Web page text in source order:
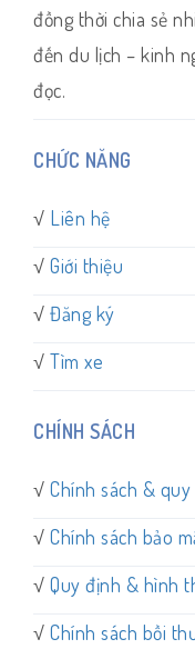
đồng thời chia sẻ
đến du lịch – kinh
đọc.
CHỨC NĂNG
√ Liên hệ
√ Giới thiệu
√ Đăng ký
√ Tìm xe
CHÍNH SÁCH
√ Chính sách &
√ Chính sách bảo
√ Quy định & hình
√ Chính sách bồi